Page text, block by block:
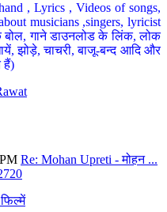
, Lyrics , Videos of songs,
musicians ,singers, lyricist
बोल, गाने डाउनलोड के लिंक, लोक
झोड़े, चाचरी, बाजू-बन्द आदि और
हैं)
Re: Mohan Upreti - मोहन ...